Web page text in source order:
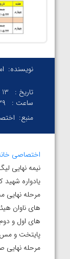
نویسنده:
تاریخ :
13 مرداد 1404
ساعت :
منبع:
اختصاصی
نیمه نهایی
یادواره
مرحله
های ناوان
های اول و
پایتخت و مس
مرحله نهایی